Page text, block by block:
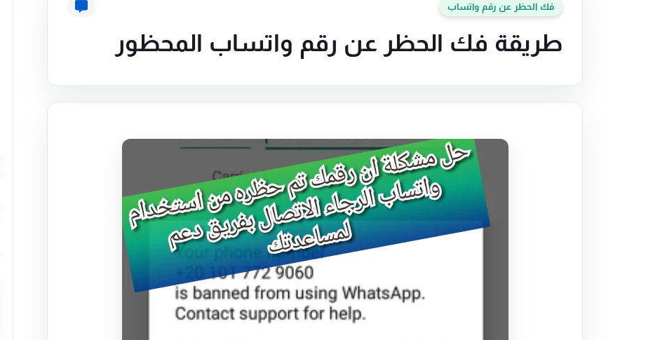
فك الحظر عن رقم واتساب
طريقة فك الحظر عن رقم واتساب المحظور